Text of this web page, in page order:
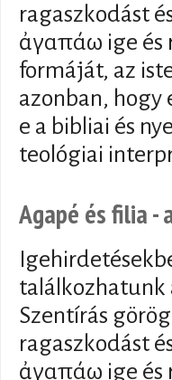
ragaszkodást
ἀγαπάω ige és
formáját, az
azonban,
e a bibliai és
teológiai
Agapé és filia -
találkozhatunk
Szentírás
ragaszkodást
ἀγαπάω ige és